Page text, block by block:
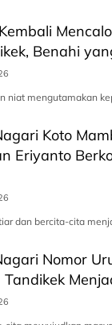
Benahi
niat mengutamakan
Koto
Eriyanto
dan bercita-cita
Nomor